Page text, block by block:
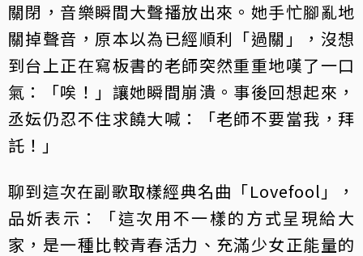
關閉，音樂瞬間大聲播放出來。她手忙腳亂地
關掉聲音，原本以為已經順利「過關」，沒想
到台上正在寫板書的老師突然重重地嘆了一口
氣：「唉！」讓她瞬間崩潰。事後回想起來，
丞妘仍忍不住求饒大喊：「老師不要當我，拜
託！」
聊到這次在副歌取樣經典名曲「Lovefool」，
品妡表示：「這次用不一樣的方式呈現給大
家，是一種比較青春活力、充滿少女正能量的